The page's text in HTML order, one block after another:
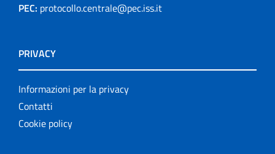
PEC: protocollo.centrale@pec.iss.it
PRIVACY
Informazioni per la privacy
Contatti
Cookie policy